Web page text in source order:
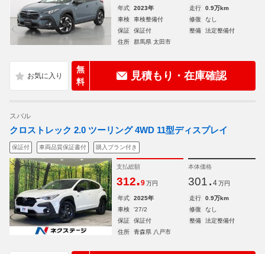
年式 2023年 走行
0.9万km
車検
車検整備付 修復
なし
保証
保証付 整備
法定整備付
住所
群馬県 太田市
無
料
見積もり・在庫確認
スバル
クロストレック 2.0 ツーリング 4WD 11型ディスプレイ
保証付 車両品質保証書付 購入プラン付き
支払総額
312.9 万円
本体価格
301. 4 万円
年式 2025年 走行
0.9万km
車検
'27/2 修復
なし
保証
保証付 整備
法定整備付
住所
青森県 八戸市